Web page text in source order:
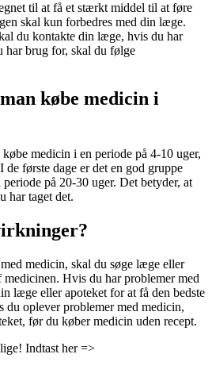
til at få et stærkt middel til at føre
skal kun forbedres med din læge.
du kontakte din læge, hvis du har
har brug for, skal du følge
købe medicin i
medicin i en periode på 4-10 uger,
de første dage er det en god gruppe
på 20-30 uger. Det betyder, at
har taget det.
medicin, skal du søge læge eller
medicinen. Hvis du har problemer med
læge eller apoteket for at få den bedste
oplever problemer med medicin,
før du køber medicin uden recept.
Indtast her =>